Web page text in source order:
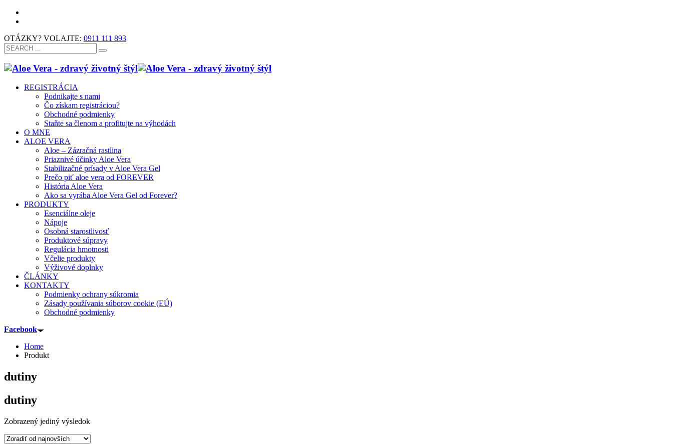
OTÁZKY? VOLAJTE: 0911 111 893
REGISTRÁCIA
Podnikajte s nami
Čo získam registráciou?
Obchodné podmienky
Staňte sa členom a profitujte na výhodách
O MNE
ALOE VERA
Aloe – Zázračná rastlina
Priaznivé účinky Aloe Vera
Stabilizačné prísady v Aloe Vera Gel
Prečo piť aloe vera od FOREVER
História Aloe Vera
Ako sa vyrába Aloe Vera Gel od Forever?
PRODUKTY
Esenciálne oleje
Nápoje
Osobná starostlivosť
Produktové súpravy
Regulácia hmotnosti
Včelie produkty
Výživové doplnky
ČLÁNKY
KONTAKTY
Podmienky ochrany súkromia
Zásady používania súborov cookie (EÚ)
Obchodné podmienky
Facebook
Home
Produkt
dutiny
dutiny
Zobrazený jediný výsledok